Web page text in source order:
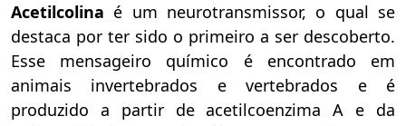
Acetilcolina é um neurotransmissor, o qual se
destaca por ter sido o primeiro a ser descoberto.
Esse mensageiro químico é encontrado em
animais invertebrados e vertebrados e é
produzido a partir de acetilcoenzima A e da